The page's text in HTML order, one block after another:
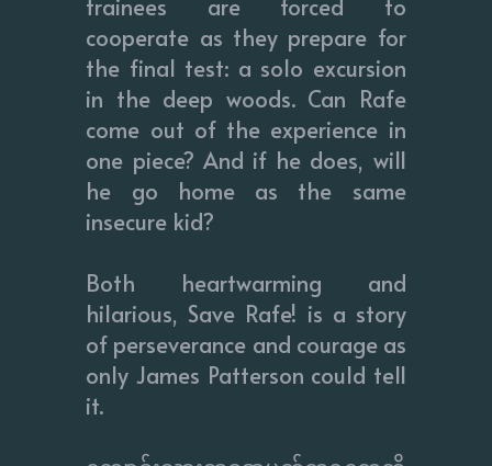
trainees are forced to
cooperate as they prepare for
the final test: a solo excursion
in the deep woods. Can Rafe
come out of the experience in
one piece? And if he does, will
he go home as the same
insecure kid?
Both heartwarming and
hilarious, Save Rafe! is a story
of perseverance and courage as
only James Patterson could tell
it.